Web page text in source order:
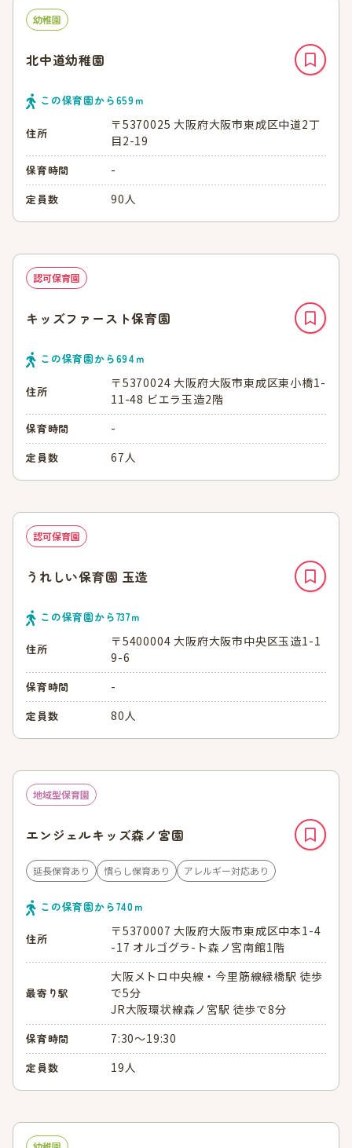
幼稚園
北中道幼稚園
この保育園から659ｍ
住所
〒5370025 大阪府大阪市東成区中道2丁
目2-19
保育時間 -
定員数 90人
認可保育園
キッズファースト保育園
この保育園から694 ｍ
住所
〒5370024 大阪府大阪市東成区東小橋1-
11-48 ビエラ玉造2階
保育時間 -
定員数 67人
認可保育園
うれしい保育園 玉造
この保育園から737ｍ
住所
〒5400004 大阪府大阪市中央区玉造1-1
9-6
保育時間 -
定員数 80人
地域型保育園
エンジェルキッズ森ノ宮園
延長保育あり 慣らし保育あり アレルギー対応あり
この保育園から740ｍ
住所
〒5370007 大阪府大阪市東成区中本1-4
-17 オルゴグラ-ト森ノ宮南館1階
最寄り駅
大阪メトロ中央線・今里筋線緑橋駅 徒歩
で5分
JR大阪環状線森ノ宮駅 徒歩で8分
保育時間 7:30～19:30
定員数 19人